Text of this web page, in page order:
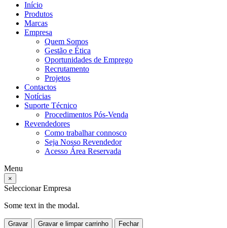
Início
Produtos
Marcas
Empresa
Quem Somos
Gestão e Ética
Oportunidades de Emprego
Recrutamento
Projetos
Contactos
Notícias
Suporte Técnico
Procedimentos Pós-Venda
Revendedores
Como trabalhar connosco
Seja Nosso Revendedor
Acesso Área Reservada
Menu
×
Seleccionar Empresa
Some text in the modal.
Gravar Gravar e limpar carrinho Fechar